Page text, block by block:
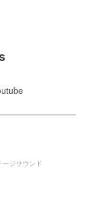
ジサウンド